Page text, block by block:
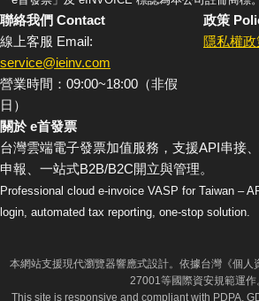
聯絡我們 Contact
線上客服 Email:
service@ieinv.com
營業時間：09:00~18:00（非假
日）
政策
隱私權政
關於 e首發票
台灣雲端電子發票加值服務，支援API串接
申報、一站式B2B/B2C開立與管理。
Professional cloud e-invoice VASP for Taiwan –
login, automated tax reporting, one-stop solution.
本網站支援現代瀏覽器響應式設計。依據台灣《個人
27001等國際資安規範運作
This site is responsive and compliant with PDPA,